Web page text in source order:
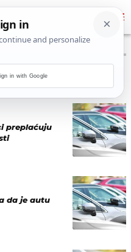
ZA TAG “
”
preplaćuju
da je autu
in with Google